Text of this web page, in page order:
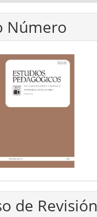
Número
de Revisión